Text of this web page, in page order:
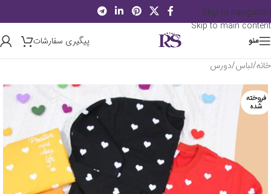
Skip to navigation
Skip to main content
منو
پیگیری سفارشات
خانه/لباس/دورس
فروخته
شده